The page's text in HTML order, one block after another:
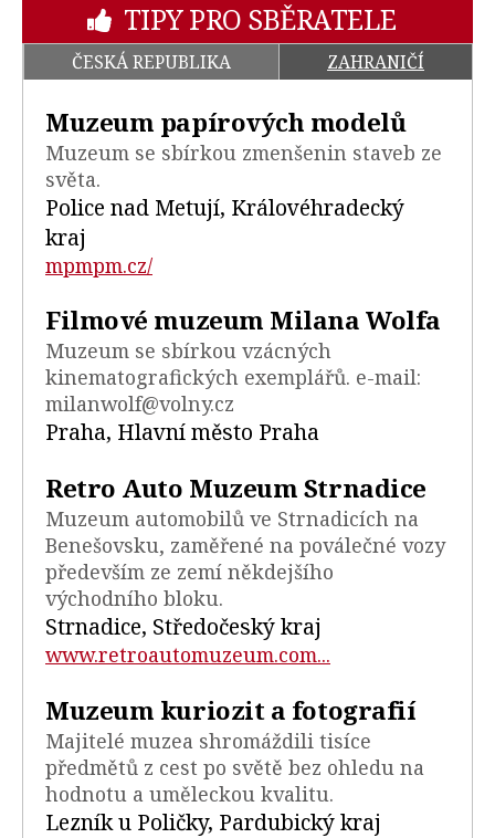
TIPY PRO SBĚRATELE
ČESKÁ REPUBLIKA ZAHRANIČÍ
Muzeum papírových modelů
Muzeum se sbírkou zmenšenin staveb ze
světa.
Police nad Metují, Královéhradecký
kraj
mpmpm.cz/
Filmové muzeum Milana Wolfa
Muzeum se sbírkou vzácných
kinematografických exemplářů. e-mail:
milanwolf@volny.cz
Praha, Hlavní město Praha
Retro Auto Muzeum Strnadice
Muzeum automobilů ve Strnadicích na
Benešovsku, zaměřené na poválečné vozy
především ze zemí někdejšího
východního bloku.
Strnadice, Středočeský kraj
www.retroautomuzeum.com...
Muzeum kuriozit a fotografií
Majitelé muzea shromáždili tisíce
předmětů z cest po světě bez ohledu na
hodnotu a uměleckou kvalitu.
Lezník u Poličky, Pardubický kraj